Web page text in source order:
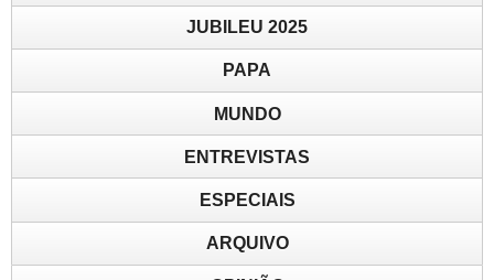
JUBILEU 2025
PAPA
MUNDO
ENTREVISTAS
ESPECIAIS
ARQUIVO